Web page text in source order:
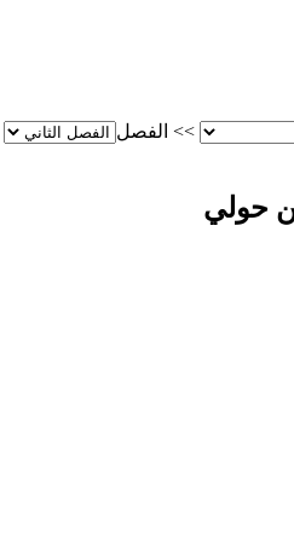
>> الفصل
حولي